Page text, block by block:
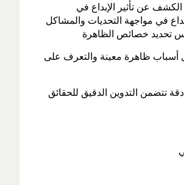
عن تأثير الإبداع في
في مواجهة التحديات والمشاكل
تحديد خصائص الظاهرة
أسباب ظاهرة معينة والتعرف على
تتضمن التدوين الدقيق للحقائق